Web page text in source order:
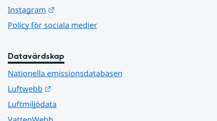
Instagram
Policy för sociala medier
Datavärdskap
Nationella emissionsdatabasen
Luftwebb
Luftmiljödata